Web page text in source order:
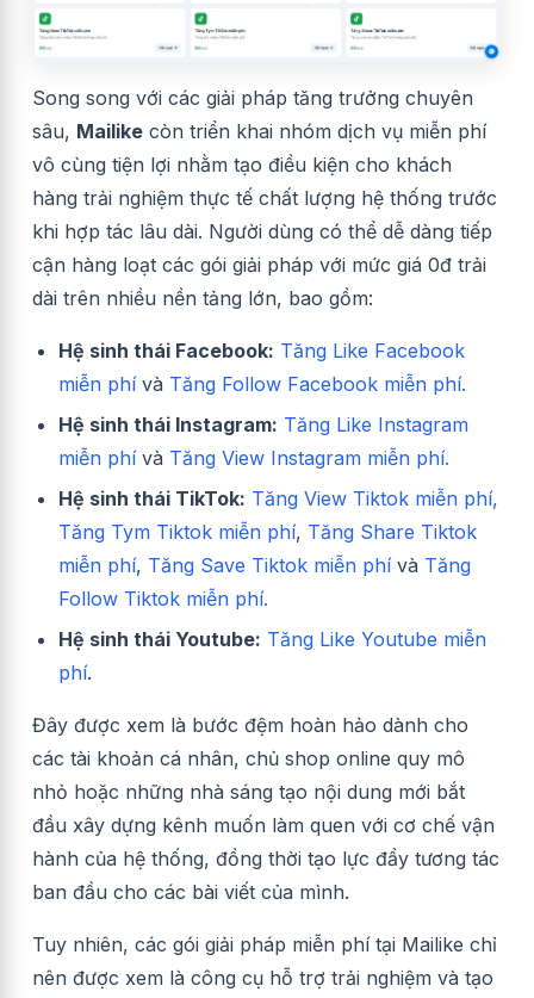
Song song với các giải pháp tăng trưởng chuyên
sâu, Mailike còn triển khai nhóm dịch vụ miễn phí
vô cùng tiện lợi nhằm tạo điều kiện cho khách
hàng trải nghiệm thực tế chất lượng hệ thống trước
khi hợp tác lâu dài. Người dùng có thể dễ dàng tiếp
cận hàng loạt các gói giải pháp với mức giá 0đ trải
dài trên nhiều nền tảng lớn, bao gồm:
Hệ sinh thái Facebook: Tăng Like Facebook
miễn phívà Tăng Follow Facebook miễn phí.
Hệ sinh thái Instagram: Tăng Like Instagram
miễn phívà Tăng View Instagram miễn phí.
Hệ sinh thái TikTok: Tăng View Tiktok miễn phí,
Tăng Tym Tiktok miễn phí, Tăng Share Tiktok
miễn phí, Tăng Save Tiktok miễn phívà Tăng
Follow Tiktok miễn phí.
Hệ sinh thái Youtube: Tăng Like Youtube miễn
phí.
Đây được xem là bước đệm hoàn hảo dành cho
các tài khoản cá nhân, chủ shop online quy mô
nhỏ hoặc những nhà sáng tạo nội dung mới bắt
đầu xây dựng kênh muốn làm quen với cơ chế vận
hành của hệ thống, đồng thời tạo lực đẩy tương tác
ban đầu cho các bài viết của mình.
Tuy nhiên, các gói giải pháp miễn phí tại Mailike chỉ
nên được xem là công cụ hỗ trợ trải nghiệm và tạo